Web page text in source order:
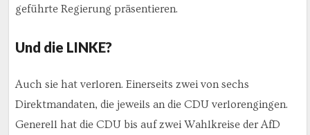
geführte Regierung präsentieren.
Und die LINKE?
Auch sie hat verloren. Einerseits zwei von sechs
Direktmandaten, die jeweils an die CDU verlorengingen.
Generell hat die CDU bis auf zwei Wahlkreise der AfD